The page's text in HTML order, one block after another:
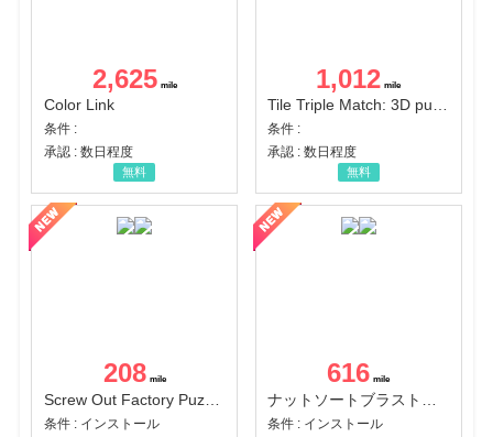
2,625
Color Link
条件 :
承認 : 数日程度
無料
1,012
Tile Triple Match: 3D puzzle
条件 :
承認 : 数日程度
無料
208
Screw Out Factory Puzzle 3D（経験値バーのマイルストーンを5にする（ユーザーレベル5に到達する））（Android）
条件 : インストール
616
条件 : インストール